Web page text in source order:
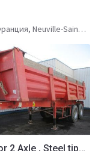
Neuville-Saint-Amand
Trailor 2 Axle , Steel tipper trailer , Spring suspension , Drum brakes